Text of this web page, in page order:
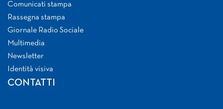
Comunicati stampa
Rassegna stampa
Giornale Radio Sociale
Multimedia
Newsletter
Identità visiva
CONTATTI